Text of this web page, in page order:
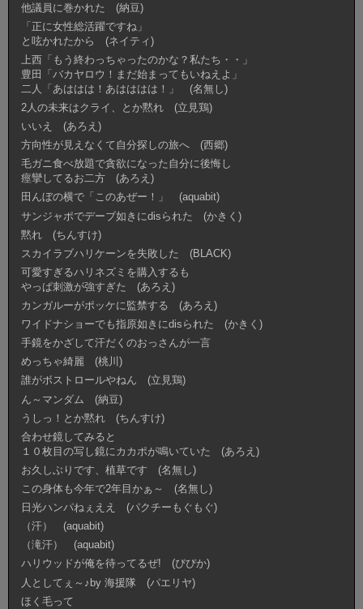
他議員に巻かれた (納豆)
「正に女性総活躍ですね」
と呟かれたから (ネイティ)
上西「もう終わっちゃったのかな？私たち・・」
豊田「バカヤロウ！まだ始まってもいねえよ」
二人「あははは！あはははは！」 (名無し)
2人の未来はクライ、とか黙れ (立見鶏)
いいえ (あろえ)
方向性が見えなくて自分探しの旅へ (西郷)
毛ガニ食べ放題で貪欲になった自分に後悔し
痙攣してるお二方 (あろえ)
田んぼの横で「このあぜー！」 (aquabit)
サンジャポでデーブ如きにdisられた (かきく)
黙れ (ちんすけ)
スカイラブハリケーンを失敗した (BLACK)
可愛すぎるハリネズミを購入するも
やっぱ刺激が強すぎた (あろえ)
カンガルーがポッケに監禁する (あろえ)
ワイドナショーでも指原如きにdisられた (かきく)
手鏡をかざして汗だくのおっさんが一言
めっちゃ綺麗 (桃川)
誰がボストロールやねん (立見鶏)
ん～マンダム (納豆)
うしっ！とか黙れ (ちんすけ)
合わせ鏡してみると
１０枚目の写し鏡にカカポが鳴いていた (あろえ)
お久しぶりです、植草です (名無し)
この身体も今年で2年目かぁ～ (名無し)
日光ハンパねぇええ (パクチーもぐもぐ)
（汗） (aquabit)
（滝汗） (aquabit)
ハリウッドが俺を待ってるぜ! (ぴぴか)
人としてぇ～♪by 海援隊 (パエリヤ)
ほく毛って